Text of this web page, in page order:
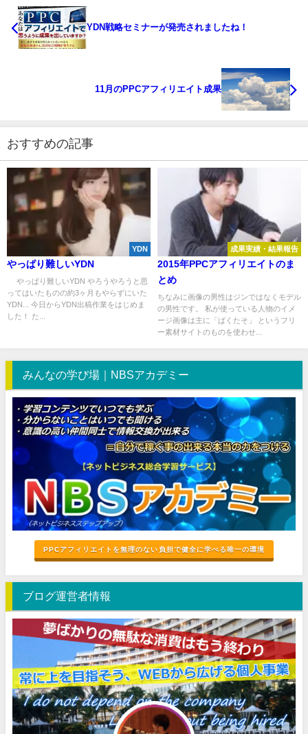
YDN戦略セミナーが発売されましたね！
11月のPPCアフィリエイト成果
おすすめの記事
YDN
やっぱり難しいYDN
やっぱり難しいYDN やろうやろうと思
ってはいたものの約3ヶ月もやらずにいた
YDN... 今日からYDN出稿作業をはじめま
した！ た...
成果実績・結果報告
2015年PPCアフィリエイトのま
とめ
ちなみに画像の男性はジンではなくモデル
の男性です。 私が使っている人物のイメ
ージ画像は主に「ぱくたそ」 というフリ
ー素材サイトのものを使わせ...
みんなの学び場｜NBSアカデミー
PPCアフィリエイトを無理のない負担で健全に学べる唯一の環境
ブログ運営者情報